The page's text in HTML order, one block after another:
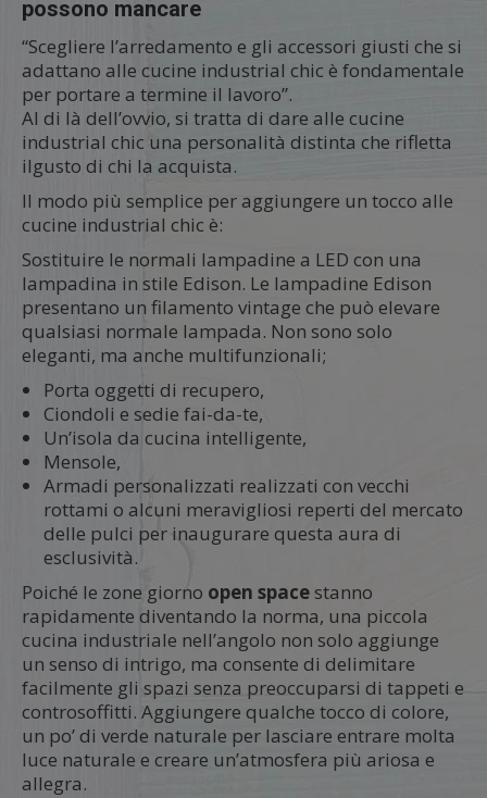
possono mancare
“Scegliere l’arredamento e gli accessori giusti che si
adattano alle cucine industrial chic è fondamentale
per portare a termine il lavoro”.
Al di là dell’ovvio, si tratta di dare alle cucine
industrial chic una personalità distinta che rifletta
ilgusto di chi la acquista.
Il modo più semplice per aggiungere un tocco alle
cucine industrial chic è:
Sostituire le normali lampadine a LED con una
lampadina in stile Edison. Le lampadine Edison
presentano un filamento vintage che può elevare
qualsiasi normale lampada. Non sono solo
eleganti, ma anche multifunzionali;
Porta oggetti di recupero,
Ciondoli e sedie fai-da-te,
Un’isola da cucina intelligente,
Mensole,
Armadi personalizzati realizzati con vecchi
rottami o alcuni meravigliosi reperti del mercato
delle pulci per inaugurare questa aura di
esclusività.
Poiché le zone giorno open spacestanno
rapidamente diventando la norma, una piccola
cucina industriale nell’angolo non solo aggiunge
un senso di intrigo, ma consente di delimitare
facilmente gli spazi senza preoccuparsi di tappeti e
controsoffitti. Aggiungere qualche tocco di colore,
un po’ di verde naturale per lasciare entrare molta
luce naturale e creare un’atmosfera più ariosa e
allegra.